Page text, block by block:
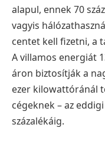
alapul, ennek 70
vagyis
centet kell fizetni, a
A villamos energiát
áron biztosítják a
ezer kilowattóránál
cégeknek – az
százalékáig.